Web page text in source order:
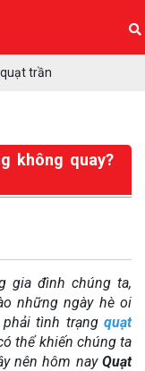
trần
không quay?
gia đình chúng ta,
những ngày hè oi
tình trạng quạt
thể khiến chúng ta
nên hôm nay Quạt